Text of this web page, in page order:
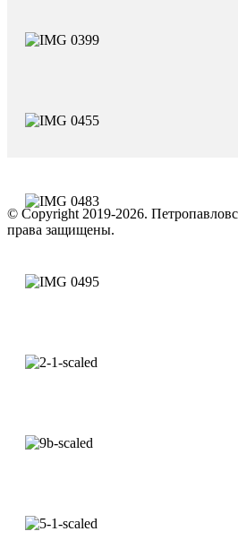
© Copyright 2019-2026.
права защищены.